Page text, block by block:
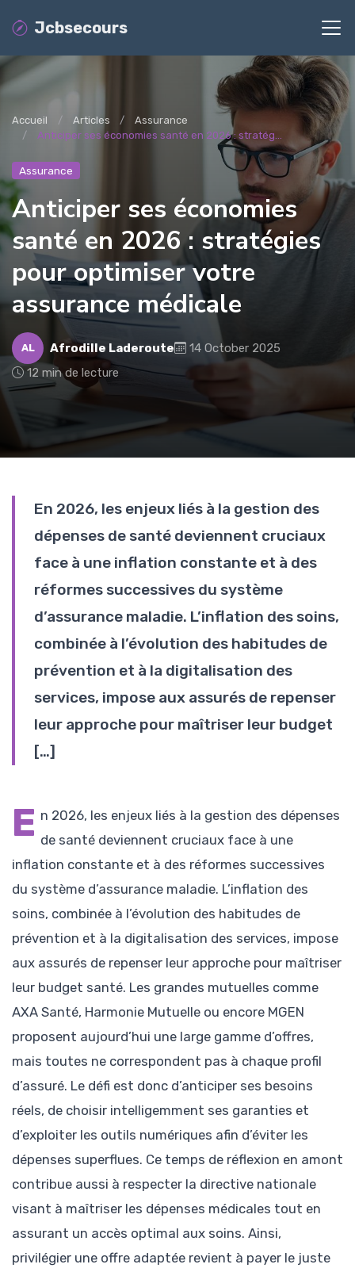
Jcbsecours
Accueil Articles
Assurance
Anticiper ses économies santé en 2026 : stratég...
Assurance
Anticiper ses économies
santé en 2026 : stratégies
pour optimiser votre
assurance médicale
AL Afrodille Laderoute
14 October 2025
12 min de lecture
En 2026, les enjeux liés à la gestion des
dépenses de santé deviennent cruciaux
face à une inflation constante et à des
réformes successives du système
d’assurance maladie. L’inflation des soins,
combinée à l’évolution des habitudes de
prévention et à la digitalisation des
services, impose aux assurés de repenser
leur approche pour maîtriser leur budget
[…]
E n 2026, les enjeux liés à la gestion des dépenses
de santé deviennent cruciaux face à une
inflation constante et à des réformes successives
du système d’assurance maladie. L’inflation des
soins, combinée à l’évolution des habitudes de
prévention et à la digitalisation des services, impose
aux assurés de repenser leur approche pour maîtriser
leur budget santé. Les grandes mutuelles comme
AXA Santé, Harmonie Mutuelle ou encore MGEN
proposent aujourd’hui une large gamme d’offres,
mais toutes ne correspondent pas à chaque profil
d’assuré. Le défi est donc d’anticiper ses besoins
réels, de choisir intelligemment ses garanties et
d’exploiter les outils numériques afin d’éviter les
dépenses superflues. Ce temps de réflexion en amont
contribue aussi à respecter la directive nationale
visant à maîtriser les dépenses médicales tout en
assurant un accès optimal aux soins. Ainsi,
privilégier une offre adaptée revient à payer le juste